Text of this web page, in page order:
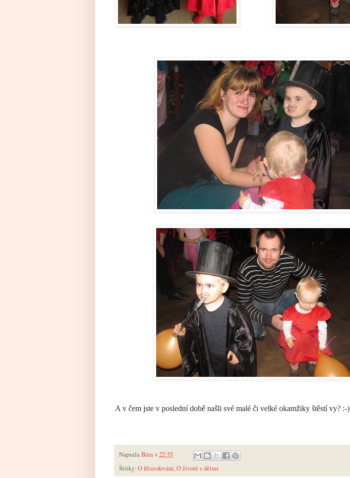
A v čem jste v poslední době našli své malé či velké okamžiky štěstí vy? :-)
NapsalaBárav22:55
Štítky: O filozofování,O životě s dětmi